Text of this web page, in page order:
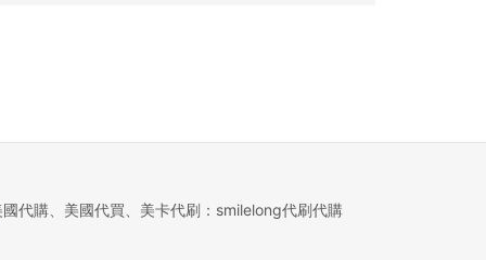
國代購、美國代買、美卡代刷：smilelong代刷代購